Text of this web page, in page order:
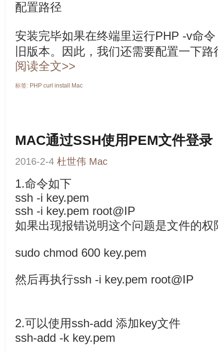
配置路径
安装完毕如果在终端里运行PHP -v命
旧版本。因此，我们还需要配置一下路
阅读全文>>
标签: PHP curl install Mac
MAC通过SSH使用PEM文件登录
2016-2-4 杜世伟 Mac
1.命令如下
ssh -i key.pem
ssh -i key.pem root@IP
如果出现报错说明这个问题是文件的
sudo chmod 600 key.pem
然后再执行ssh -i key.pem root@IP
2.可以使用ssh-add 添加key文件
ssh-add -k key.pem